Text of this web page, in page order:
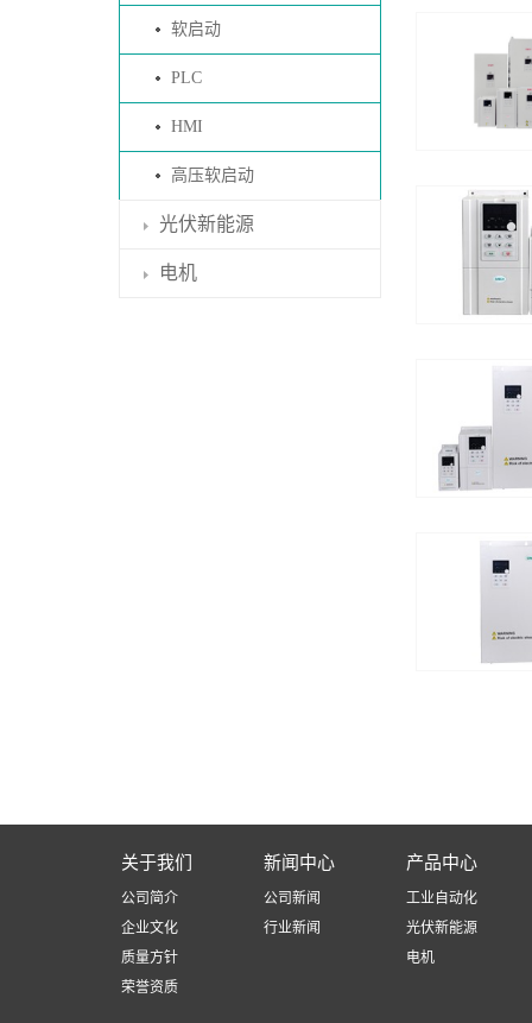
软启动
PLC
HMI
高压软启动
光伏新能源
电机
关于我们
公司简介
企业文化
质量方针
荣誉资质
新闻中心
公司新闻
行业新闻
产品中心
工业自动化
光伏新能源
电机